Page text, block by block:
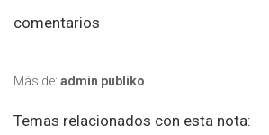
comentarios
Más de: admin publiko
Temas relacionados con esta nota: